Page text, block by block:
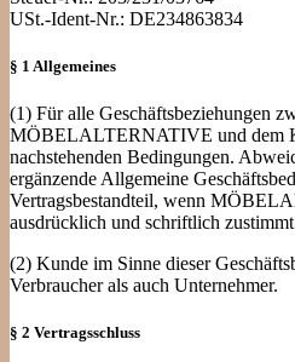
USt.-Ident-Nr.: DE234863834
§ 1 Allgemeines
(1) Für alle Geschäftsbeziehungen
MÖBELALTERNATIVE und dem
nachstehenden Bedingungen.
ergänzende Allgemeine
Vertragsbestandteil, wenn
ausdrücklich und schriftlich
(2) Kunde im Sinne dieser
Verbraucher als auch Unternehmer.
§ 2 Vertragsschluss